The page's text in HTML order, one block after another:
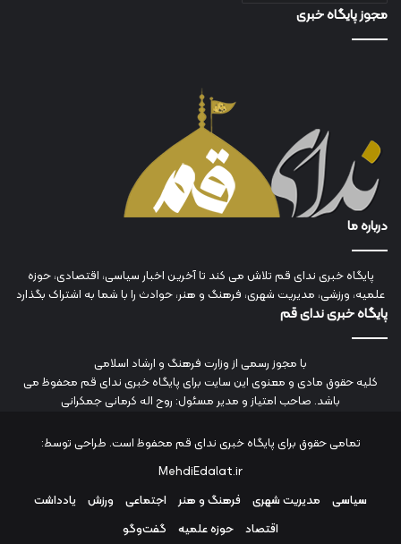
مجوز پایگاه خبری
درباره ما
پایگاه خبری ندای قم تلاش می کند تا آخرین اخبار سیاسی، اقتصادی، حوزه
علمیه، ورزشی، مدیریت شهری، فرهنگ و هنر، حوادث را با شما به اشتراک بگذارد
پایگاه خبری ندای قم
با مجوز رسمی از وزارت فرهنگ و ارشاد اسلامی
کلیه حقوق مادی و معنوی این سایت برای پایگاه خبری ندای قم محفوظ می
باشد. صاحب امتیاز و مدیر مسئول: روح اله کرمانی جمکرانی
تمامی حقوق برای پایگاه خبری ندای قم محفوظ است. طراحی توسط:
MehdiEdalat.ir
سیاسی
مدیریت شهری فرهنگ و هنر اجتماعی ورزش
یادداشت
اقتصاد
حوزه علمیه گفت‌وگو